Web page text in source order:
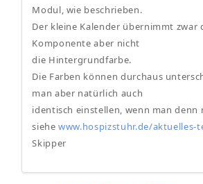
Modul, wie beschrieben.
Der kleine Kalender übernimmt zwar
Komponente aber nicht
die Hintergrundfarbe.
Die Farben können durchaus
man aber natürlich auch
identisch einstellen, wenn man denn
siehewww.hospizstuhr.de/aktuelles-
Skipper